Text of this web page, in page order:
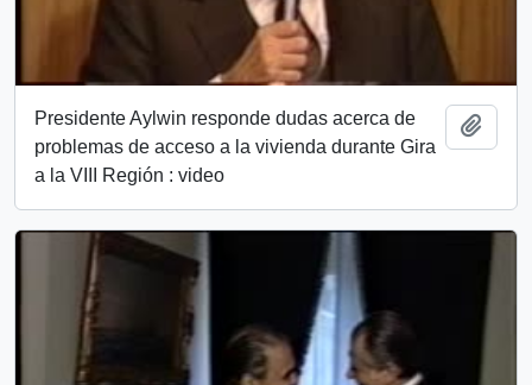
Presidente Aylwin responde dudas acerca de
problemas de acceso a la vivienda durante Gira
a la VIII Región : video